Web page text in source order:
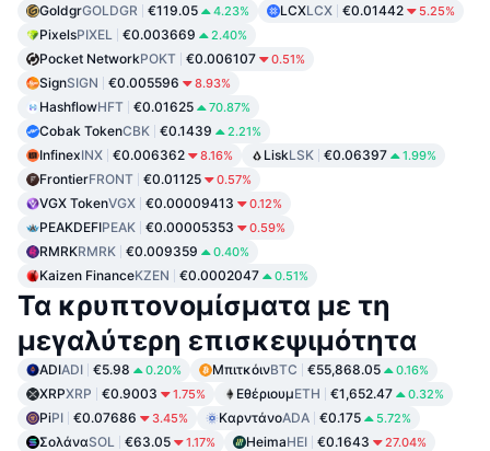
GoldgrGOLDGR €119.05 4.23% LCXLCX €0.01442 5.25%
PixelsPIXEL €0.003669 2.40%
Pocket NetworkPOKT €0.006107 0.51%
SignSIGN €0.005596 8.93%
HashflowHFT €0.01625 70.87%
Cobak TokenCBK €0.1439 2.21%
InfinexINX €0.006362 8.16% LiskLSK €0.06397 1.99%
FrontierFRONT €0.01125 0.57%
VGX TokenVGX €0.00009413 0.12%
PEAKDEFIPEAK €0.00005353 0.59%
RMRKRMRK €0.009359 0.40%
Kaizen FinanceKZEN €0.0002047 0.51%
Τα κρυπτονομίσματα με τη
μεγαλύτερη επισκεψιμότητα
ADIADI €5.98 0.20% ΜπιτκόινBTC €55,868.05 0.16%
XRPXRP €0.9003 1.75% ΕθέριουμETH €1,652.47 0.32%
PiPI €0.07686 3.45% ΚαρντάνοADA €0.175 5.72%
ΣολάναSOL €63.05 1.17% HeimaHEI €0.1643 27.04%